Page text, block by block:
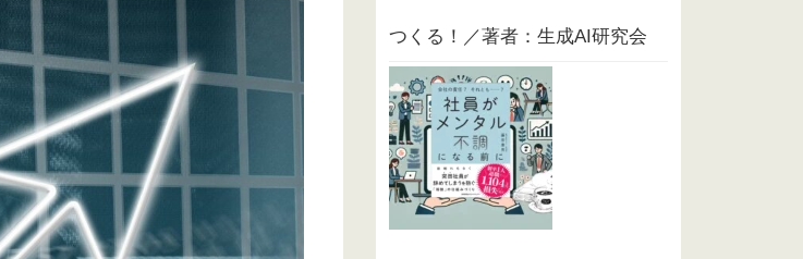
つくる！／著者：生成AI研究会